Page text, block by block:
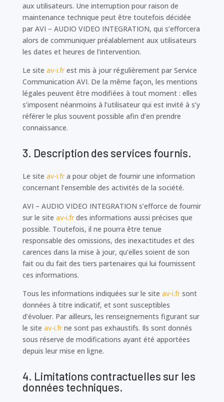
aux utilisateurs. Une interruption pour raison de
maintenance technique peut être toutefois décidée
par AVI – AUDIO VIDEO INTEGRATION, qui s’efforcera
alors de communiquer préalablement aux utilisateurs
les dates et heures de l’intervention.
Le site av-i.frest mis à jour régulièrement par Service
Communication AVI. De la même façon, les mentions
légales peuvent être modifiées à tout moment : elles
s’imposent néanmoins à l’utilisateur qui est invité à s’y
référer le plus souvent possible afin d’en prendre
connaissance.
3. Description des services fournis.
Le site av-i.fra pour objet de fournir une information
concernant l’ensemble des activités de la société.
AVI – AUDIO VIDEO INTEGRATION s’efforce de fournir
sur le site av-i.frdes informations aussi précises que
possible. Toutefois, il ne pourra être tenue
responsable des omissions, des inexactitudes et des
carences dans la mise à jour, qu’elles soient de son
fait ou du fait des tiers partenaires qui lui fournissent
ces informations.
Tous les informations indiquées sur le site av-i.frsont
données à titre indicatif, et sont susceptibles
d’évoluer. Par ailleurs, les renseignements figurant sur
le site av-i.frne sont pas exhaustifs. Ils sont donnés
sous réserve de modifications ayant été apportées
depuis leur mise en ligne.
4. Limitations contractuelles sur les
données techniques.